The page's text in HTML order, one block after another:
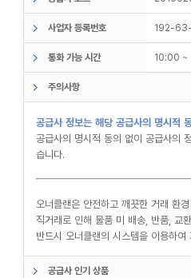
사업자 등록번호 192-
통화 가능 시간 10:00
주의사항
공급사 정보는 해당 공급사의 명시적
공급사의 명시적 동의 없이 공급사의
습니다.
오너클랜은 안전하고 깨끗한 거래 환
직거래로 인해 물품 미 배송, 반품, 교
반드시 오너클랜의 시스템을 이용하
공급사 인기 상품